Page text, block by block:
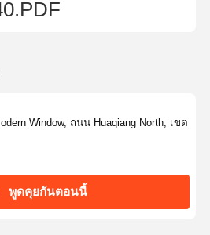
Window, ถนน Huaqiang North, เขต
พูดคุยกันตอนนี้